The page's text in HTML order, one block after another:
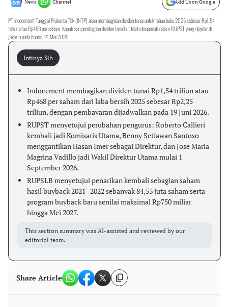
News Channel Add Us on Google
PT Indocement Tunggal Prakarsa Tbk (INTP) akan membagikan dividen tunai untuk tahun buku 2025 sebesar Rp1,54
triliun atau Rp468 per saham. Keputusan pembagian dividen tersebut telah disepakati dalam RUPST yang digelar di
Jakarta pada Kamis, 21 Mei 2026.
Intinya Sih
Indocement membagikan dividen tunai Rp1,54 triliun atau
Rp468 per saham dari laba bersih 2025 sebesar Rp2,25
triliun, dengan pembayaran dijadwalkan pada 19 Juni 2026.
RUPST menyetujui perubahan pengurus: Roberto Callieri
kembali jadi Komisaris Utama, Benny Setiawan Santoso
menggantikan Hasan Imer sebagai Direktur, dan Jose Maria
Magrina Vadillo jadi Wakil Direktur Utama mulai 1
September 2026.
RUPSLB menyetujui penarikan kembali sebagian saham
hasil buyback 2021–2022 sebanyak 84,53 juta saham serta
program buyback baru senilai maksimal Rp750 miliar
hingga Mei 2027.
This section summary was AI-assisted and reviewed by our
editorial team.
Share Article